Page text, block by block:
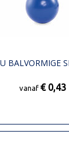
BALVORMIGE
vanaf € 0,43